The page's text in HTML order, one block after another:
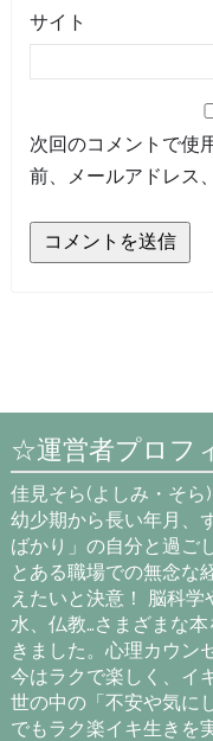
サイト
次回のコメントで使
前、メールアドレス
☆運営者プロフ
佳見そら(よしみ・そら)
幼少期から長い年月、
ばかり」の自分と過ご
とある職場での無念な
えたいと決意！ 脳科
水、仏教…さまざまな
きました。心理カウン
今はラクで楽しく、イ
世の中の「不安や気に
でもラク楽イキ生きを